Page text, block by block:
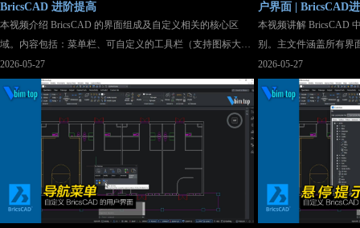
BricsCAD 进阶提高
本视频介绍 BricsCAD 的界面组成及自定义相关的核心区
域。内容包括：菜单栏、可自定义的工具栏（支持图标大小
调整、停靠与浮动）、功能区（含选项卡、面板、拆分按钮
等）、智能导航菜单（根据所选图元动态显示工具，需状态
栏开启）、悬停提示（显示实体属性）。视频还讲解了工作
空间的作用，BricsCAD 共提供 8 个工作空间（v26 起新
增“现代”和“工具栏”空间），可通过启动器、状态栏、
WORKSPACE 命令或 CUI 自定义对话框进行切换与管理。
后续课程将深入介绍自定义细节
2026-05-27
户界面 | BricsCAD
本视频讲解 BricsCAD
别。主文件涵盖所有界
文件独立且安全，建议
中。视频演示了如何
通过“恢复默认值”重
部 CUI 文件，不可迁
2026-05-27